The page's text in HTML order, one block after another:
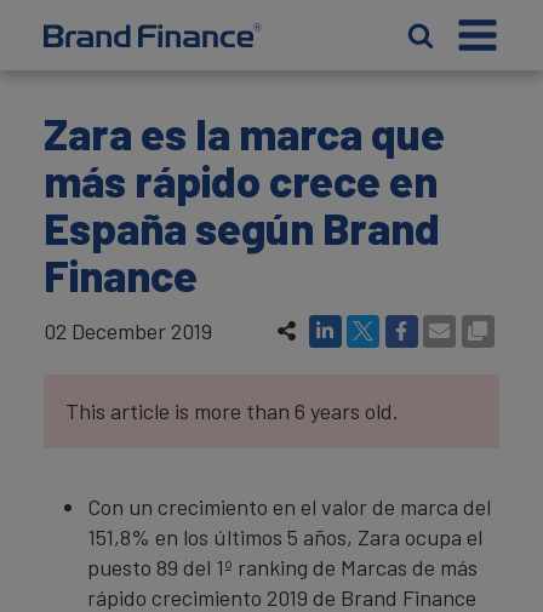
Zara es la marca que
más rápido crece en
España según Brand
Finance
02 December 2019
This article is more than 6 years old.
Con un crecimiento en el valor de marca del
151,8% en los últimos 5 años, Zara ocupa el
puesto 89 del 1º ranking de Marcas de más
rápido crecimiento 2019 de Brand Finance